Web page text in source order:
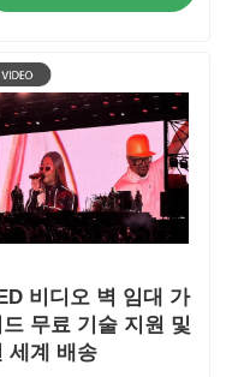
Events
비디오 벽 임대 가
드 무료 기술 지원 및
세계 배송